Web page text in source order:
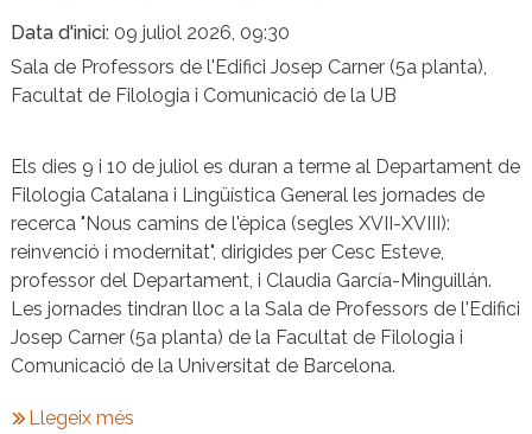
Data d'inici 09 juliol 2026, 09:30
Sala de Professors de l'Edifici Josep Carner (5a planta),
Facultat de Filologia i Comunicació de la UB
Els dies 9 i 10 de juliol es duran a terme al Departament de
Filologia Catalana i Lingüística General les jornades de
recerca "Nous camins de l'èpica (segles XVII-XVIII):
reinvenció i modernitat", dirigides per Cesc Esteve,
professor del Departament, i Claudia García-Minguillán.
Les jornades tindran lloc a la Sala de Professors de l'Edifici
Josep Carner (5a planta) de la Facultat de Filologia i
Comunicació de la Universitat de Barcelona.
Llegeix més